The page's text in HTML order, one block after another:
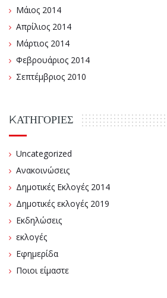
Μάιος 2014
Απρίλιος 2014
Μάρτιος 2014
Φεβρουάριος 2014
Σεπτέμβριος 2010
KΑΤΗΓΟΡΊΕΣ
Uncategorized
Ανακοινώσεις
Δημοτικές Εκλογές 2014
Δημοτικές εκλογές 2019
Εκδηλώσεις
εκλογές
Εφημερίδα
Ποιοι είμαστε